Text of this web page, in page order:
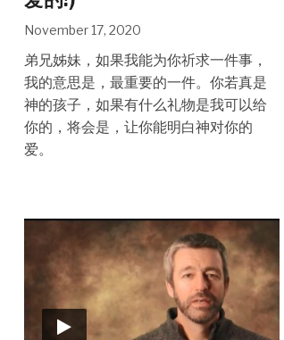
November 17, 2020
弟兄姊妹，如果我能为你祈求一件事，
我的意思是，最重要的一件。你若真是
神的孩子，如果有什么礼物是我可以给
你的，将会是，让你能明白神对你的
爱。